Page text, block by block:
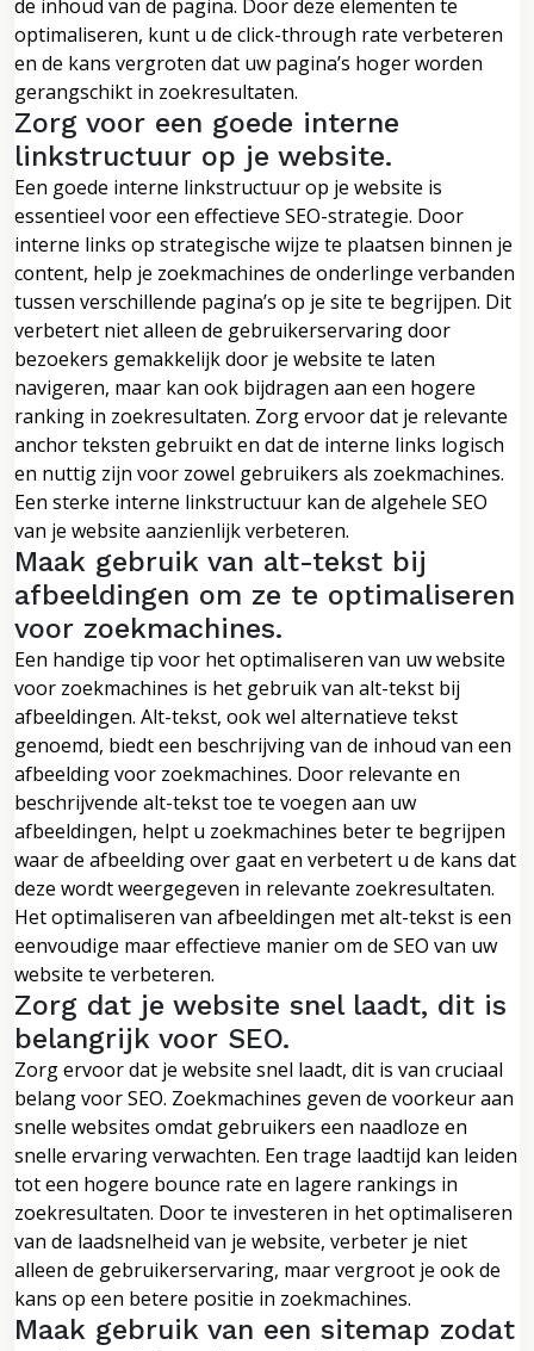
de inhoud van de pagina. Door deze elementen te
optimaliseren, kunt u de click-through rate verbeteren
en de kans vergroten dat uw pagina’s hoger worden
gerangschikt in zoekresultaten.
Zorg voor een goede interne
linkstructuur op je website.
Een goede interne linkstructuur op je website is
essentieel voor een effectieve SEO-strategie. Door
interne links op strategische wijze te plaatsen binnen je
content, help je zoekmachines de onderlinge verbanden
tussen verschillende pagina’s op je site te begrijpen. Dit
verbetert niet alleen de gebruikerservaring door
bezoekers gemakkelijk door je website te laten
navigeren, maar kan ook bijdragen aan een hogere
ranking in zoekresultaten. Zorg ervoor dat je relevante
anchor teksten gebruikt en dat de interne links logisch
en nuttig zijn voor zowel gebruikers als zoekmachines.
Een sterke interne linkstructuur kan de algehele SEO
van je website aanzienlijk verbeteren.
Maak gebruik van alt-tekst bij
afbeeldingen om ze te optimaliseren
voor zoekmachines.
Een handige tip voor het optimaliseren van uw website
voor zoekmachines is het gebruik van alt-tekst bij
afbeeldingen. Alt-tekst, ook wel alternatieve tekst
genoemd, biedt een beschrijving van de inhoud van een
afbeelding voor zoekmachines. Door relevante en
beschrijvende alt-tekst toe te voegen aan uw
afbeeldingen, helpt u zoekmachines beter te begrijpen
waar de afbeelding over gaat en verbetert u de kans dat
deze wordt weergegeven in relevante zoekresultaten.
Het optimaliseren van afbeeldingen met alt-tekst is een
eenvoudige maar effectieve manier om de SEO van uw
website te verbeteren.
Zorg dat je website snel laadt, dit is
belangrijk voor SEO.
Zorg ervoor dat je website snel laadt, dit is van cruciaal
belang voor SEO. Zoekmachines geven de voorkeur aan
snelle websites omdat gebruikers een naadloze en
snelle ervaring verwachten. Een trage laadtijd kan leiden
tot een hogere bounce rate en lagere rankings in
zoekresultaten. Door te investeren in het optimaliseren
van de laadsnelheid van je website, verbeter je niet
alleen de gebruikerservaring, maar vergroot je ook de
kans op een betere positie in zoekmachines.
Maak gebruik van een sitemap zodat